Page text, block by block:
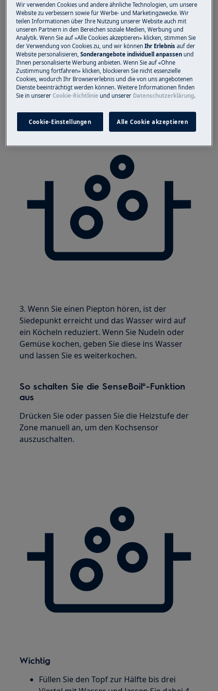
3. Wenn Sie einen Piepton hören, ist der
Siedepunkt erreicht und das Wasser wird auf
ein Köcheln reduziert. Wenn Sie Nudeln oder
Gemüse kochen, geben Sie diese ins Wasser
und lassen Sie es weiterkochen.
So schalten Sie die SenseBoil®-Funktion
aus
Drücken Sie oder passen Sie die Heizstufe der
Zone manuell an, um den Kochsensor
auszuschalten.
Wichtig
Füllen Sie den Topf zur Hälfte bis drei
Wir verwenden Cookies und andere ähnliche Technologien, um unsere
Website zu verbessern sowie für Werbe- und Marketingzwecke. Wir
teilen Informationen über Ihre Nutzung unserer Website auch mit
unseren Partnern in den Bereichen soziale Medien, Werbung und
Analytik. Wenn Sie auf «Alle Cookies akzeptieren» klicken, stimmen Sie
der Verwendung von Cookies zu, und wir könnenIhr Erlebnisauf der
Website personalisieren,Sonderangebote individuell anpassen und
Ihnen personalisierte Werbung anbieten. Wenn Sie auf «Ohne
Zustimmung fortfahren» klicken, blockieren Sie nicht essenzielle
Cookies, wodurch Ihr Browsererlebnis und die von uns angebotenen
Dienste beeinträchtigt werden können. Weitere Informationen finden
Sie in unsererCookie-Richtlinie und unserer Datenschutzerklärung.
Cookie-Einstellungen Alle Cookie akzeptieren